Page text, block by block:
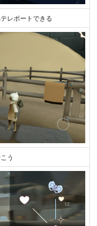
レポートできる
う